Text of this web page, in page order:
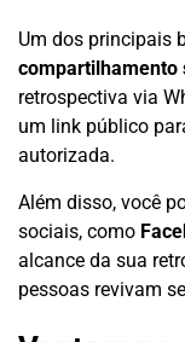
Um dos principais
compartilhamento
retrospectiva via
um link público
autorizada.
Além disso, você
sociais, como
alcance da sua
pessoas revivam